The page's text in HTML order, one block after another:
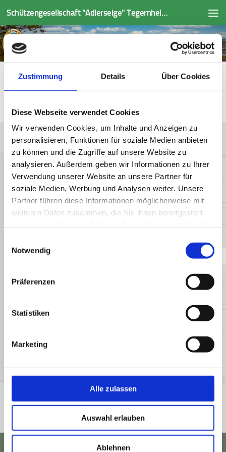
Zustimmung Details Über Cookies
Diese Webseite verwendet Cookies
Wir verwenden Cookies, um Inhalte und Anzeigen zu
personalisieren, Funktionen für soziale Medien anbieten
zu können und die Zugriffe auf unsere Website zu
analysieren. Außerdem geben wir Informationen zu Ihrer
Verwendung unserer Website an unsere Partner für
soziale Medien, Werbung und Analysen weiter. Unsere
Partner führen diese Informationen möglicherweise mit
weiteren Daten zusammen, die Sie ihnen bereitgestellt
Notwendig
Präferenzen
Statistiken
Marketing
Alle zulassen
Auswahl erlauben
Ablehnen
Zum Inhalt springen Schützengesellschaft "Adlerseige" Tegernheim e.V.
KÖNIGSSCHIESSEN 2018
Sport
Gauliga
Sektionsliga
Koenigsschiessen
Königsschießen 2018
Sektionsmeisterschaften